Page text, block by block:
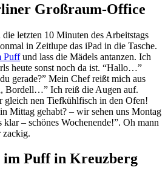
Großraum-Office
letzten 10 Minuten des Arbeitstags
in Zeitlupe das iPad in die Tasche.
Puffund lass die Mädels antanzen. Ich
heute sonst noch da ist. “Hallo…”
gerade?” Mein Chef reißt mich aus
Bordell…” Ich reiß die Augen auf.
gleich nen Tiefkühlfisch in den Ofen!
Mittag gehabt? – wir sehen uns Montag
– schönes Wochenende!”. Oh mann
zackig.
im Puff in Kreuzberg